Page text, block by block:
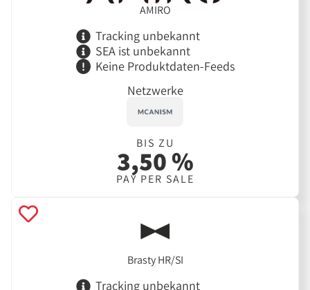
AMIRO
Tracking unbekannt
SEA ist unbekannt
Keine Produktdaten-Feeds
Netzwerke
BIS ZU
3,50 %
PAY PER SALE
Brasty HR/SI
Tracking unbekannt